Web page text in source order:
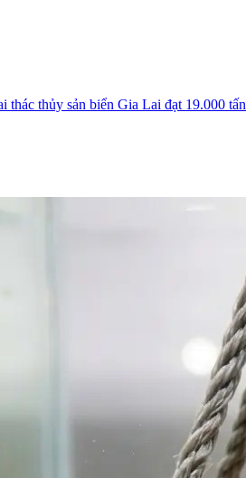
thác thủy sản biển Gia Lai đạt 19.000 tấn